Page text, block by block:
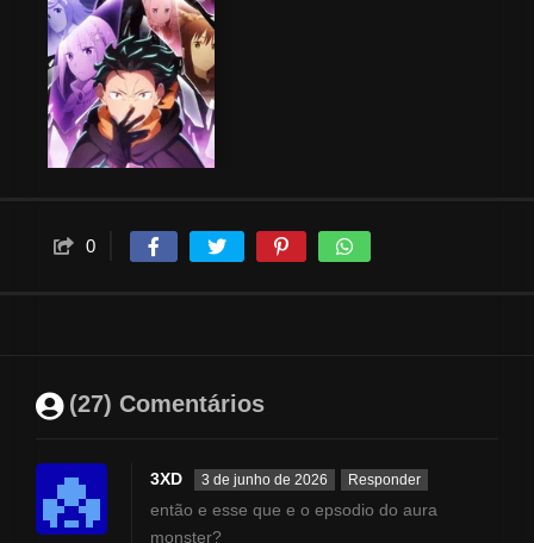
0
(27) Comentários
3XD 3 de junho de 2026 Responder
então e esse que e o epsodio do aura
monster?